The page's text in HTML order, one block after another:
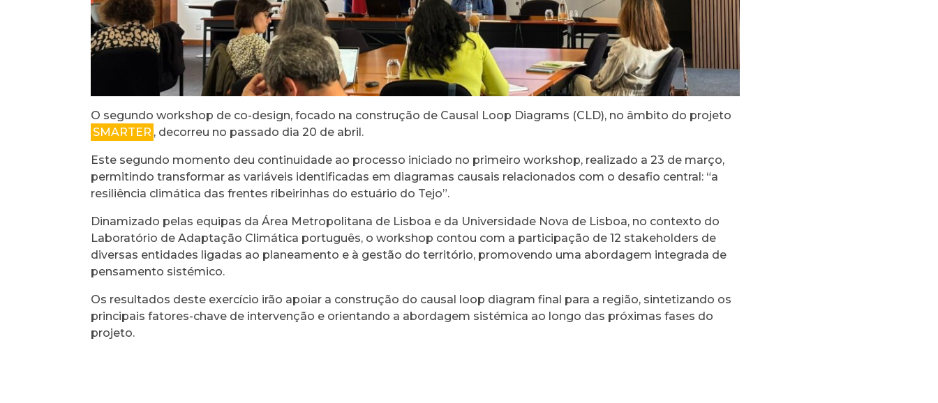
O segundo workshop de co-design, focado na construção de Causal Loop Diagrams (CLD), no âmbito do projeto
SMARTER , decorreu no passado dia 20 de abril.
Este segundo momento deu continuidade ao processo iniciado no primeiro workshop, realizado a 23 de março,
permitindo transformar as variáveis identificadas em diagramas causais relacionados com o desafio central: “a
resiliência climática das frentes ribeirinhas do estuário do Tejo”.
Dinamizado pelas equipas da Área Metropolitana de Lisboa e da Universidade Nova de Lisboa, no contexto do
Laboratório de Adaptação Climática português, o workshop contou com a participação de 12 stakeholders de
diversas entidades ligadas ao planeamento e à gestão do território, promovendo uma abordagem integrada de
pensamento sistémico.
Os resultados deste exercício irão apoiar a construção do causal loop diagram final para a região, sintetizando os
principais fatores-chave de intervenção e orientando a abordagem sistémica ao longo das próximas fases do
projeto.